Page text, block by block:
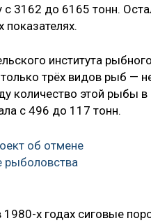
с 3162 до 6165 тонн.
показателях.
института
трёх видов рыб —
количество этой рыбы в
с 496 до 117 тонн.
об отмене
рыболовства
1980-х годах сиговые